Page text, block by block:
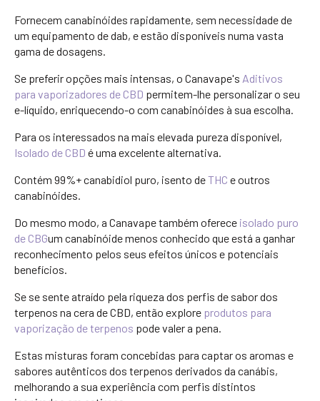
Fornecem canabinóides rapidamente, sem necessidade de
um equipamento de dab, e estão disponíveis numa vasta
gama de dosagens.
Se preferir opções mais intensas, o Canavape's Aditivos
para vaporizadores de CBD permitem-lhe personalizar o seu
e-líquido, enriquecendo-o com canabinóides à sua escolha.
Para os interessados na mais elevada pureza disponível,
Isolado de CBD é uma excelente alternativa.
Contém 99%+ canabidiol puro, isento deTHC e outros
canabinóides.
Do mesmo modo, a Canavape também oferece isolado puro
de CBGum canabinóide menos conhecido que está a ganhar
reconhecimento pelos seus efeitos únicos e potenciais
benefícios.
Se se sente atraído pela riqueza dos perfis de sabor dos
terpenos na cera de CBD, então explore produtos para
vaporização de terpenos pode valer a pena.
Estas misturas foram concebidas para captar os aromas e
sabores autênticos dos terpenos derivados da canábis,
melhorando a sua experiência com perfis distintos